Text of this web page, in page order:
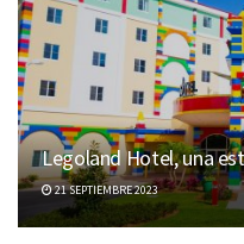
Legoland Hotel, una
21 SEPTIEMBRE 2023